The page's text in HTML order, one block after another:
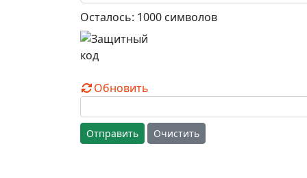
Осталось: 1000 символов
Обновить
Отправить Очистить